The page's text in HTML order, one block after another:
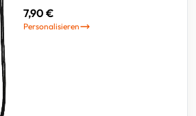
7,90 €
Personalisieren